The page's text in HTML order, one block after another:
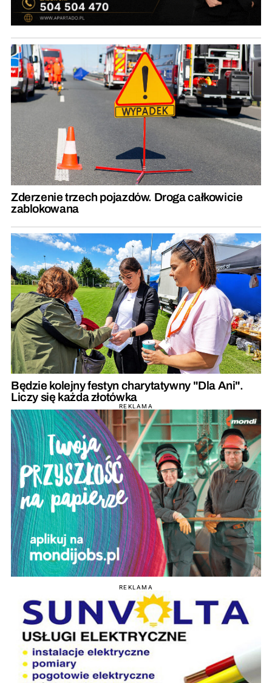
Zderzenie trzech pojazdów. Droga całkowicie
zablokowana
Będzie kolejny festyn charytatywny "Dla Ani".
Liczy się każda złotówka
REKLAMA
REKLAMA